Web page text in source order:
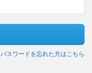
パスワードを忘れた方はこちら